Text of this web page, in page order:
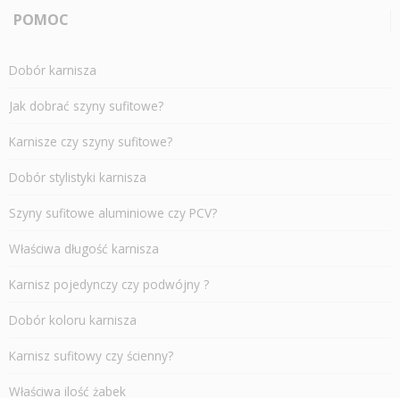
POMOC
Dobór karnisza
Jak dobrać szyny sufitowe?
Karnisze czy szyny sufitowe?
Dobór stylistyki karnisza
Szyny sufitowe aluminiowe czy PCV?
Właściwa długość karnisza
Karnisz pojedynczy czy podwójny ?
Dobór koloru karnisza
Karnisz sufitowy czy ścienny?
Właściwa ilość żabek